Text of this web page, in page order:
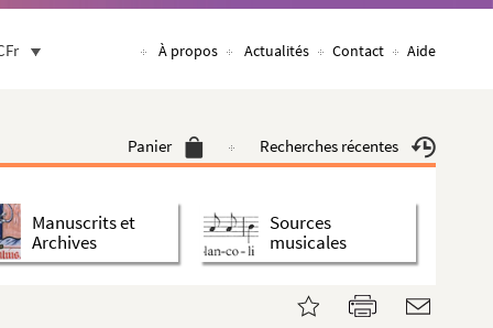
À propos Actualités Contact Aide
Panier Recherches récentes
Manuscrits et
Archives
Sources
musicales